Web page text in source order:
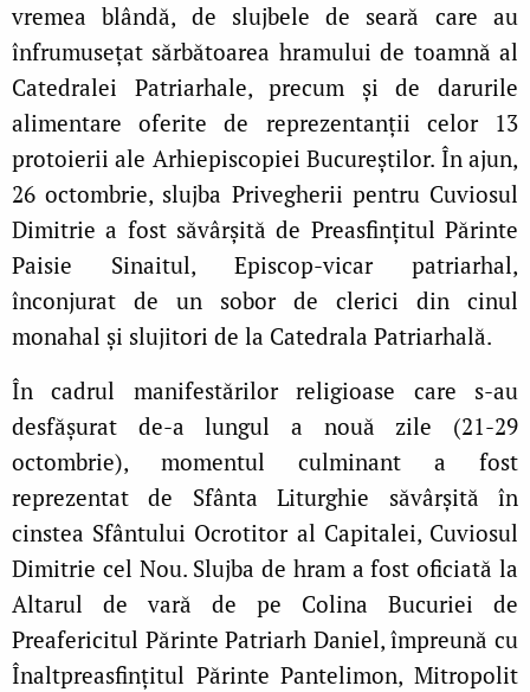
vremea blândă, de slujbele de seară care au
înfrumusețat sărbătoarea hramului de toamnă al
Catedralei Patriarhale, precum și de darurile
alimentare oferite de reprezentanții celor 13
protoierii ale Arhiepiscopiei Bucureștilor. În ajun,
26 octombrie, slujba Privegherii pentru Cuviosul
Dimitrie a fost săvârșită de Preasfințitul Părinte
Paisie Sinaitul, Episcop‑vicar patriarhal,
înconjurat de un sobor de clerici din cinul
monahal și slujitori de la Catedrala Patriarhală.
În cadrul manifestărilor religioase care s‑au
desfășurat de‑a lungul a nouă zile (21‑29
octombrie), momentul culminant a fost
reprezentat de Sfânta Liturghie săvârșită în
cinstea Sfântului Ocrotitor al Capitalei, Cuviosul
Dimitrie cel Nou. Slujba de hram a fost oficiată la
Altarul de vară de pe Colina Bucuriei de
Preafericitul Părinte Patriarh Daniel, împreună cu
Înaltpreasfințitul Părinte Pantelimon, Mitropolit